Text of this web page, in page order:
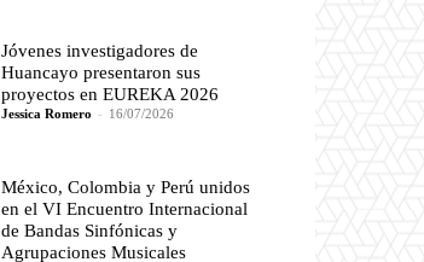
Jóvenes investigadores de
Huancayo presentaron sus
proyectos en EUREKA 2026
Jessica Romero - 16/07/2026
México, Colombia y Perú unidos
en el VI Encuentro Internacional
de Bandas Sinfónicas y
Agrupaciones Musicales